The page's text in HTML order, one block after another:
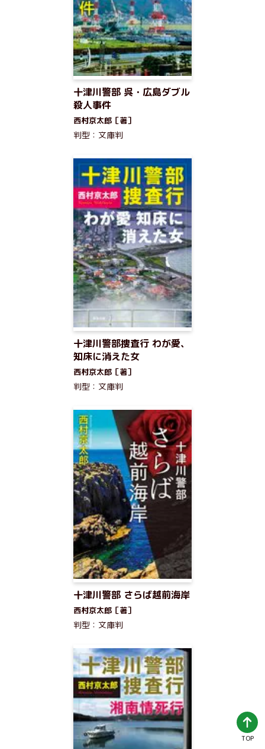
十津川警部 呉・広島ダブル
殺人事件
西村京太郎［著］
判型：文庫判
十津川警部捜査行 わが愛、
知床に消えた女
西村京太郎［著］
判型：文庫判
十津川警部 さらば越前海岸
西村京太郎［著］
判型：文庫判
TOP